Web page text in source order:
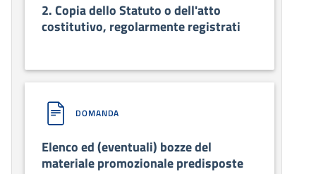
2. Copia dello Statuto o dell'atto
costitutivo, regolarmente registrati
DOMANDA
Elenco ed (eventuali) bozze del
materiale promozionale predisposte